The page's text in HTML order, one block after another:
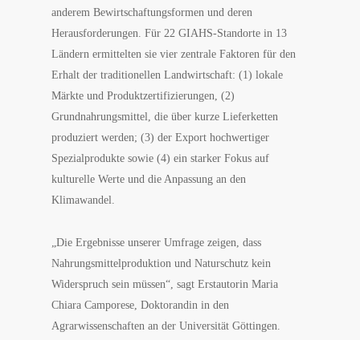
anderem Bewirtschaftungsformen und deren
Herausforderungen. Für 22 GIAHS-Standorte in 13
Ländern ermittelten sie vier zentrale Faktoren für den
Erhalt der traditionellen Landwirtschaft: (1) lokale
Märkte und Produktzertifizierungen, (2)
Grundnahrungsmittel, die über kurze Lieferketten
produziert werden; (3) der Export hochwertiger
Spezialprodukte sowie (4) ein starker Fokus auf
kulturelle Werte und die Anpassung an den
Klimawandel.
„Die Ergebnisse unserer Umfrage zeigen, dass
Nahrungsmittelproduktion und Naturschutz kein
Widerspruch sein müssen“, sagt Erstautorin Maria
Chiara Camporese, Doktorandin in den
Agrarwissenschaften an der Universität Göttingen.